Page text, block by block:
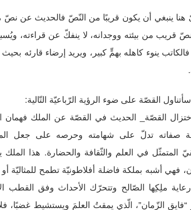
هنا ينبغي أن يكون قريبًا من النّصّ فالحديث عن نصّ
قريب من بيئته ووجدانه، لا ينفكّ عن قراءته،
ينوء كاهله بهمٍّ كبير، ويريد إرضاء قارئه
القصّة على ضوء الرؤية الرّباعيّة التّالية:
اِختزال القصّة_ الحديث في القصّة عن الملك فهمان
صفاته تدلّ على شهامته وحرصه على جعل
المتمثّل في العلم والثّقافة والحضارة. هذا
ملِكِها الصّالح وتتحرّك الأحداث وفق القطب
“فايق الزّمان”، الّذي يمقتُ العلمَ ويستشيط غضبًا،